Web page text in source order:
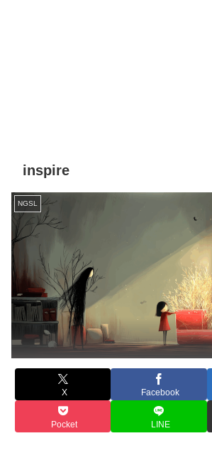
inspire
NGSL
X Facebook
Pocket LINE